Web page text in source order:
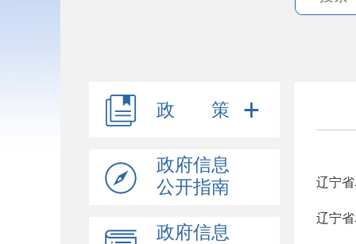
政 策
政府信息
公开指南
政府信息
辽宁
辽宁